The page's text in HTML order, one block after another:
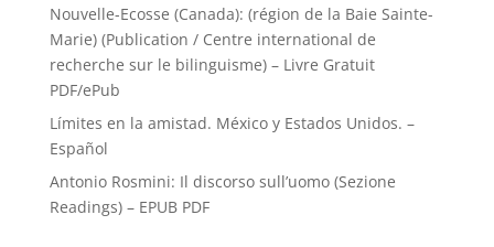
Nouvelle-Ecosse (Canada): (région de la Baie Sainte-
Marie) (Publication / Centre international de
recherche sur le bilinguisme) – Livre Gratuit
PDF/ePub
Límites en la amistad. México y Estados Unidos. –
Español
Antonio Rosmini: Il discorso sull’uomo (Sezione
Readings) – EPUB PDF